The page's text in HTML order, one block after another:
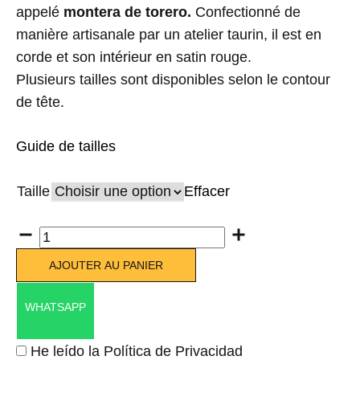
appelé montera de torero. Confectionné de
manière artisanale par un atelier taurin, il est en
corde et son intérieur en satin rouge.
Plusieurs tailles sont disponibles selon le contour
de tête.
Guide de tailles
Taille Effacer
Quantité
AJOUTER AU PANIER
WHATSAPP
He leído la Política de Privacidad